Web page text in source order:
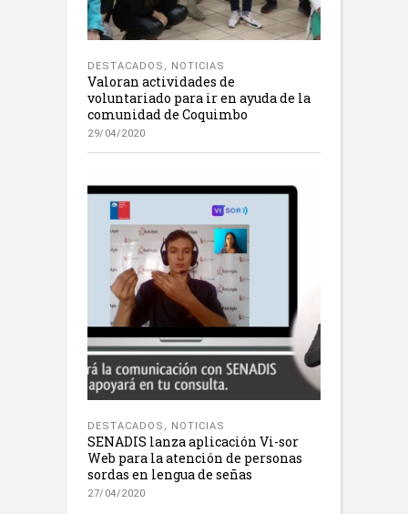
DESTACADOS , NOTICIAS
Valoran actividades de
voluntariado para ir en ayuda de la
comunidad de Coquimbo
29/04/2020
DESTACADOS , NOTICIAS
SENADIS lanza aplicación Vi-sor
Web para la atención de personas
sordas en lengua de señas
27/04/2020